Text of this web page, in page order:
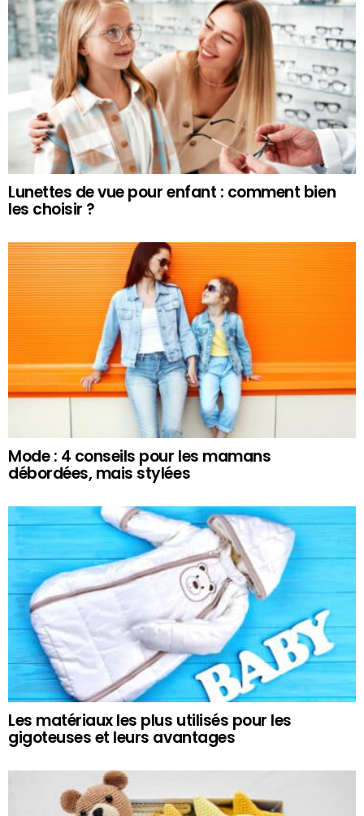
Lunettes de vue pour enfant : comment bien
les choisir ?
Mode : 4 conseils pour les mamans
débordées, mais stylées
Les matériaux les plus utilisés pour les
gigoteuses et leurs avantages